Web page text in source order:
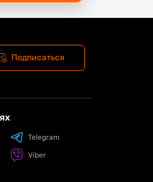
Подписаться
Telegram
Viber